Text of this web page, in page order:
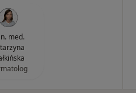
med.